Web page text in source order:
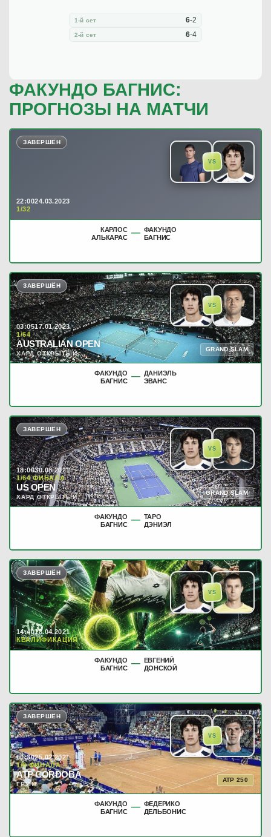
1-й сет 6-2
2-й сет 6-4
ФАКУНДО БАГНИС:
ПРОГНОЗЫ НА МАТЧИ
VS
ЗАВЕРШЁН
22:0024.03.2023
1/32
КАРЛОС
АЛЬКАРАС — ФАКУНДО
БАГНИС
VS
ЗАВЕРШЁН
03:0517.01.2023
1/64
AUSTRALIAN OPEN
ХАРД ОТКРЫТЫЙ
GRAND SLAM
ФАКУНДО
БАГНИС — ДАНИЭЛЬ
ЭВАНС
VS
ЗАВЕРШЁН
18:0030.08.2021
1/64 ФИНАЛА
US OPEN
ХАРД ОТКРЫТЫЙ
GRAND SLAM
ФАКУНДО
БАГНИС — ТАРО
ДЭНИЭЛ
VS
ЗАВЕРШЁН
14:4018.04.2021
КВАЛИФИКАЦИЯ
ФАКУНДО
БАГНИС — ЕВГЕНИЙ
ДОНСКОЙ
VS
ЗАВЕРШЁН
00:3025.02.2021
1/8 ФИНАЛА
ATP CORDOBA
ГРУНТ
ATP 250
ФАКУНДО
БАГНИС — ФЕДЕРИКО
ДЕЛЬБОНИС